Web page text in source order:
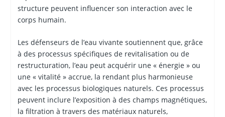
structure peuvent influencer son interaction avec le
corps humain.
Les défenseurs de l’eau vivante soutiennent que, grâce
à des processus spécifiques de revitalisation ou de
restructuration, l’eau peut acquérir une « énergie » ou
une « vitalité » accrue, la rendant plus harmonieuse
avec les processus biologiques naturels. Ces processus
peuvent inclure l’exposition à des champs magnétiques,
la filtration à travers des matériaux naturels,